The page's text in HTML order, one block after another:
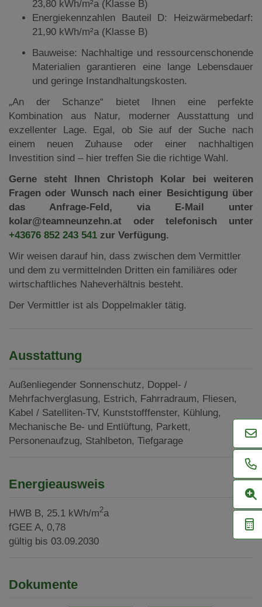
23,80 kWh/m²a (Klasse B)
Energiekennzahlen Bauteil D: Heizwärmebedarf:
21,90 kWh/m²a (Klasse B)
Bauweise: Nachhaltige und ressourcenschonende
Materialien garantieren eine lange Lebensdauer
und geringe Instandhaltungskosten.
„An der Schanze“ bietet Ihnen eine perfekte
Kombination aus Natur, moderner Ausstattung und
exzellenter Lage. Egal, ob Sie auf der Suche nach
einem neuen Zuhause oder einer nachhaltigen
Investition sind – hier treffen Sie die richtige Wahl.
Gerne steht Ihnen Christoph Kolar bei weiteren
Fragen oder Wunsch nach einer Besichtigung über
das Anfrage-Feld, via E-Mail unter
kolar@teamneunzehn.at oder telefonisch unter
+43676 852 243 541 zur Verfügung.
Wir weisen darauf hin, dass zwischen dem Vermittler
und dem zu vermittelnden Dritten ein familiäres oder
wirtschaftliches Naheverhältnis besteht.
Der Vermittler ist als Doppelmakler tätig.
Ausstattung
Außenliegender Sonnenschutz
Doppel- /
Mehrfachverglasung Estrich Fahrradraum
Fliesen
Kabel / Satelliten-TV Kunststofffenster Kühlung
Mechanische Be- und Entlüftung Parkett
Personenaufzug Stahlbeton Tiefgarage
Energieausweis
HWB B, 25.1 kWh/m2a
fGEE A, 0,78
gültig bis 03.09.2030
Dokumente